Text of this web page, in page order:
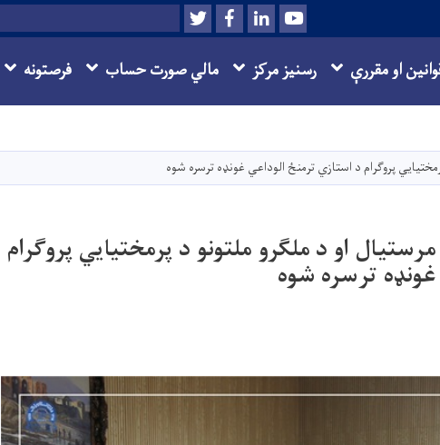
دانګل
Youtube
LinkedIn
Facebook
Twitter
Search
او مقررې رسنیز مرکز مالي صورت حساب فرصتونه
پروګرام د استازي ترمنځ الوداعي غونډه ترسره شوه
او د ملګرو ملتونو د پرمختیايي پروګرام
ترسره شوه